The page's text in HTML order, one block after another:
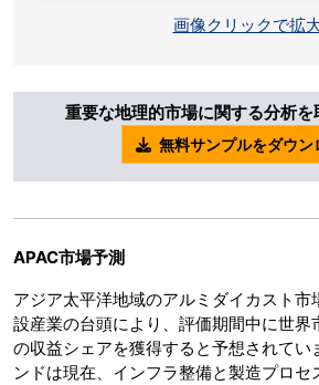
画像クリックで拡
重要な地理的市場に関する分析を
無料サンプルをダウン
APAC市場予測
アジア太平洋地域のアルミダイカスト市
設産業の台頭により、評価期間中に世界
の収益シェアを獲得すると予想されてい
ンドは現在、インフラ整備と製造プロセ